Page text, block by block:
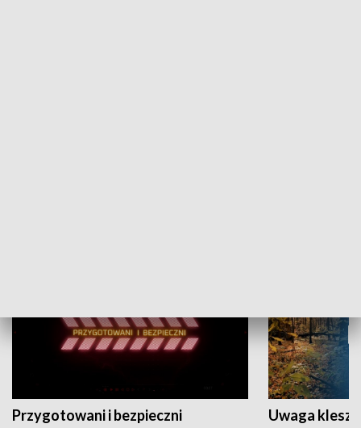
Przygotowani i bezpieczni Uwaga